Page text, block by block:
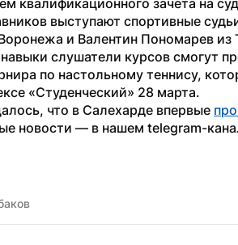
квалификационного зачета на
выступают спортивные
и Валентин Пономарев из
слушатели курсов смогут
по настольному теннису,
«Студенческий» 28 марта.
что в Салехарде впервые
новости — в нашем telegram-